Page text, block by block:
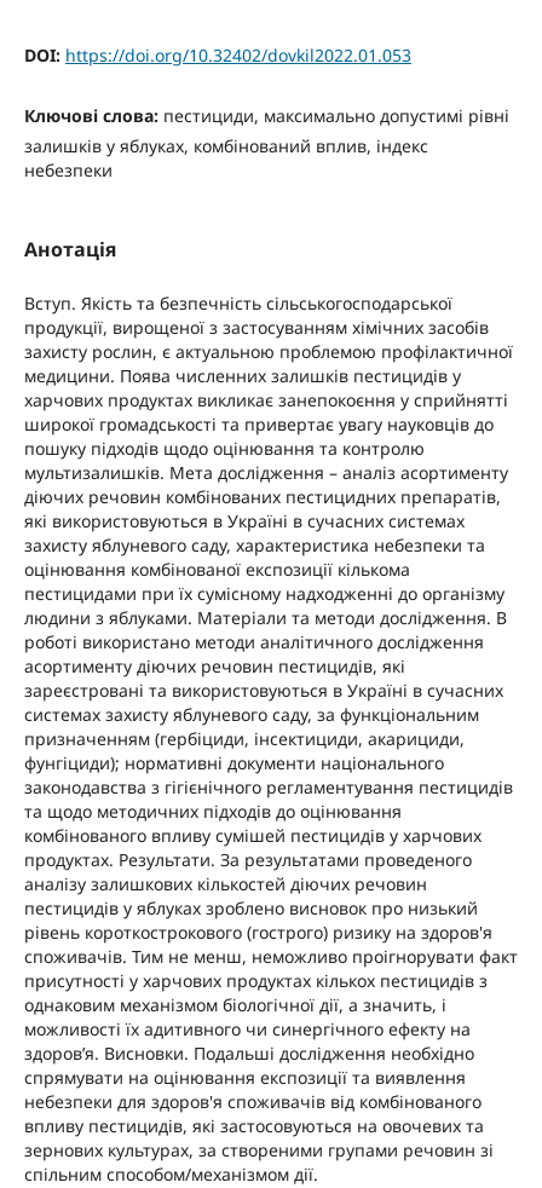
DOI: https://doi.org/10.32402/dovkil2022.01.053
Ключові слова: пестициди, максимально допустимі рівні
залишків у яблуках, комбінований вплив, індекс
небезпеки
Анотація
Вступ. Якість та безпечність сільськогосподарської
продукції, вирощеної з застосуванням хімічних засобів
захисту рослин, є актуальною проблемою профілактичної
медицини. Поява численних залишків пестицидів у
харчових продуктах викликає занепокоєння у сприйнятті
широкої громадськості та привертає увагу науковців до
пошуку підходів щодо оцінювання та контролю
мультизалишків. Мета дослідження – аналіз асортименту
діючих речовин комбінованих пестицидних препаратів,
які використовуються в Україні в сучасних системах
захисту яблуневого саду, характеристика небезпеки та
оцінювання комбінованої експозиції кількома
пестицидами при їх сумісному надходженні до організму
людини з яблуками. Матеріали та методи дослідження. В
роботі використано методи аналітичного дослідження
асортименту діючих речовин пестицидів, які
зареєстровані та використовуються в Україні в сучасних
системах захисту яблуневого саду, за функціональним
призначенням (гербіциди, інсектициди, акарициди,
фунгіциди); нормативні документи національного
законодавства з гігієнічного регламентування пестицидів
та щодо методичних підходів до оцінювання
комбінованого впливу сумішей пестицидів у харчових
продуктах. Результати. За результатами проведеного
аналізу залишкових кількостей діючих речовин
пестицидів у яблуках зроблено висновок про низький
рівень короткострокового (гострого) ризику на здоров'я
споживачів. Тим не менш, неможливо проігнорувати факт
присутності у харчових продуктах кількох пестицидів з
однаковим механізмом біологічної дії, а значить, і
можливості їх адитивного чи синергічного ефекту на
здоров’я. Висновки. Подальші дослідження необхідно
спрямувати на оцінювання експозиції та виявлення
небезпеки для здоров'я споживачів від комбінованого
впливу пестицидів, які застосовуються на овочевих та
зернових культурах, за створеними групами речовин зі
спільним способом/механізмом дії.